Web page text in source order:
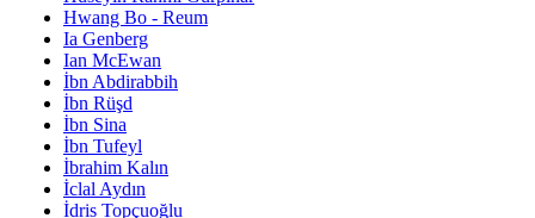
Hwang Bo - Reum
Ia Genberg
Ian McEwan
İbn Abdirabbih
İbn Rüşd
İbn Sina
İbn Tufeyl
İbrahim Kalın
İclal Aydın
İdris Topçuoğlu